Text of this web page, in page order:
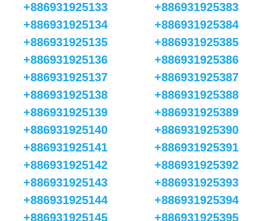
+886931925133
+886931925134
+886931925135
+886931925136
+886931925137
+886931925138
+886931925139
+886931925140
+886931925141
+886931925142
+886931925143
+886931925144
+886931925145
+886931925383
+886931925384
+886931925385
+886931925386
+886931925387
+886931925388
+886931925389
+886931925390
+886931925391
+886931925392
+886931925393
+886931925394
+886931925395